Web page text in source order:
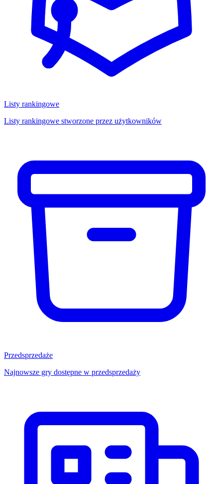
Listy rankingowe
Listy rankingowe stworzone przez użytkowników
Przedsprzedaże
Najnowsze gry dostępne w przedsprzedaży